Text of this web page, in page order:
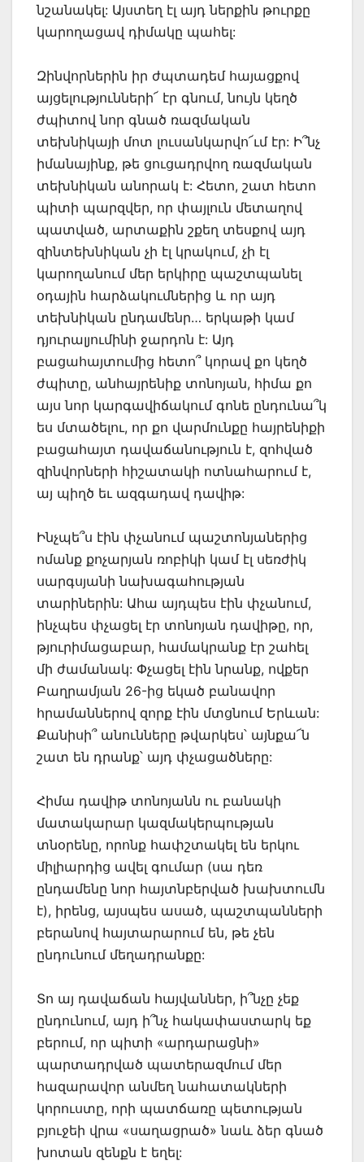
նշանակել: Այստեղ էլ այդ ներքին թուրքը
կարողացավ դիմակը պահել:
Զինվորներին իր ժպտադեմ հայացքով
այցելությունների՜ էր գնում, նույն կեղծ
ժպիտով նոր գնած ռազմական
տեխնիկայի մոտ լուսանկարվո՜ւմ էր: Ի՞նչ
իմանայինք, թե ցուցադրվող ռազմական
տեխնիկան անորակ է: Հետո, շատ հետո
պիտի պարզվեր, որ փայլուն մետաղով
պատված, արտաքին շքեղ տեսքով այդ
զինտեխնիկան չի էլ կրակում, չի էլ
կարողանում մեր երկիրը պաշտպանել
օդային հարձակումներից և որ այդ
տեխնիկան ընդամենր… երկաթի կամ
դյուրալյումինի ջարդոն է: Այդ
բացահայտումից հետո՞ կորավ քո կեղծ
ժպիտը, անհայրենիք տոնոյան, հիմա քո
այս նոր կարգավիճակում գոնե ընդունա՞կ
ես մտածելու, որ քո վարմունքը հայրենիքի
բացահայտ դավաճանություն է, զոհված
զինվորների հիշատակի ոտնահարում է,
այ պիղծ եւ ազգադավ դավիթ:
Ինչպե՞ս էին փչանում պաշտոնյաներից
ոմանք քոչարյան ռոբիկի կամ էլ սեռժիկ
սարգսյանի նախագահության
տարիներին: Ահա այդպես էին փչանում,
ինչպես փչացել էր տոնոյան դավիթը, որ,
թյուրիմացաբար, համակրանք էր շահել
մի ժամանակ: Փչացել էին նրանք, ովքեր
Բաղրամյան 26-ից եկած բանավոր
հրամաններով զորք էին մտցնում Երևան:
Քանիսի՞ անունները թվարկես՝ այնքա՜ն
շատ են դրանք՝ այդ փչացածները:
Հիմա դավիթ տոնոյանն ու բանակի
մատակարար կազմակերպության
տնօրենը, որոնք հափշտակել են երկու
միլիարդից ավել գումար (սա դեռ
ընդամենը նոր հայտնբերված խախտումն
է), իրենց, այսպես ասած, պաշտպանների
բերանով հայտարարում են, թե չեն
ընդունում մեղադրանքը:
Տո այ դավաճան հայվաններ, ի՞նչը չեք
ընդունում, այդ ի՞նչ հակափաստարկ եք
բերում, որ պիտի «արդարացնի»
պարտադրված պատերազմում մեր
հազարավոր անմեղ նահատակների
կորուստը, որի պատճառը պետության
բյուջեի վրա «սաղացրած» նաև ձեր գնած
խոտան զենքն է եղել: